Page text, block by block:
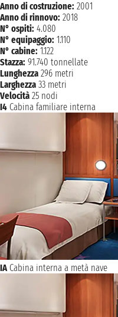
Anno di costruzione: 2001
Anno di rinnovo: 2018
N° ospiti: 4.080
N° equipaggio: 1.110
N° cabine: 1.122
Stazza: 91.740 tonnellate
Lunghezza 296 metri
Larghezza 33 metri
Velocità 25 nodi
I4 Cabina familiare interna
IA Cabina interna a metà nave